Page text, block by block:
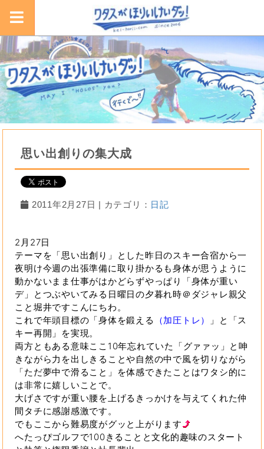
思い出創りの集大成
2011年2月27日 | カテゴリ： 日記
2月27日
テーマを「思い出創り」とした昨日のスキー合宿から一
夜明け今週の出張準備に取り掛かるも身体が思うように
動かないまま仕事がはかどらずやっぱり「身体が重い
デ」とつぶやいてみる日曜日の夕暮れ時＠ダジャレ親父
こと堀井ですこんにちわ。
これで年頭目標の「身体を鍛える
（加圧トレ）
」と「ス
キー再開」を実現。
両方ともある意味ここ10年忘れていた「グァァッ」と呻
きながら力を出しきることや自然の中で風を切りながら
「ただ夢中で滑ること」を体感できたことはワタシ的に
は非常に嬉しいことで。
大げさですが重い腰を上げるきっかけを与えてくれた仲
間タチに感謝感激です。
でもここから難易度がグッと上がります
へたっぴゴルフで100きることと文化的趣味のスタート